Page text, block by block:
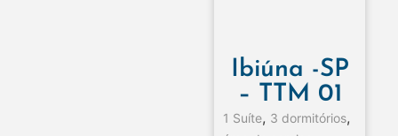
Ibiúna -SP
– TTM 01
1 Suíte, 3 dormitórios,